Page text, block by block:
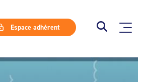
Espace adhérent